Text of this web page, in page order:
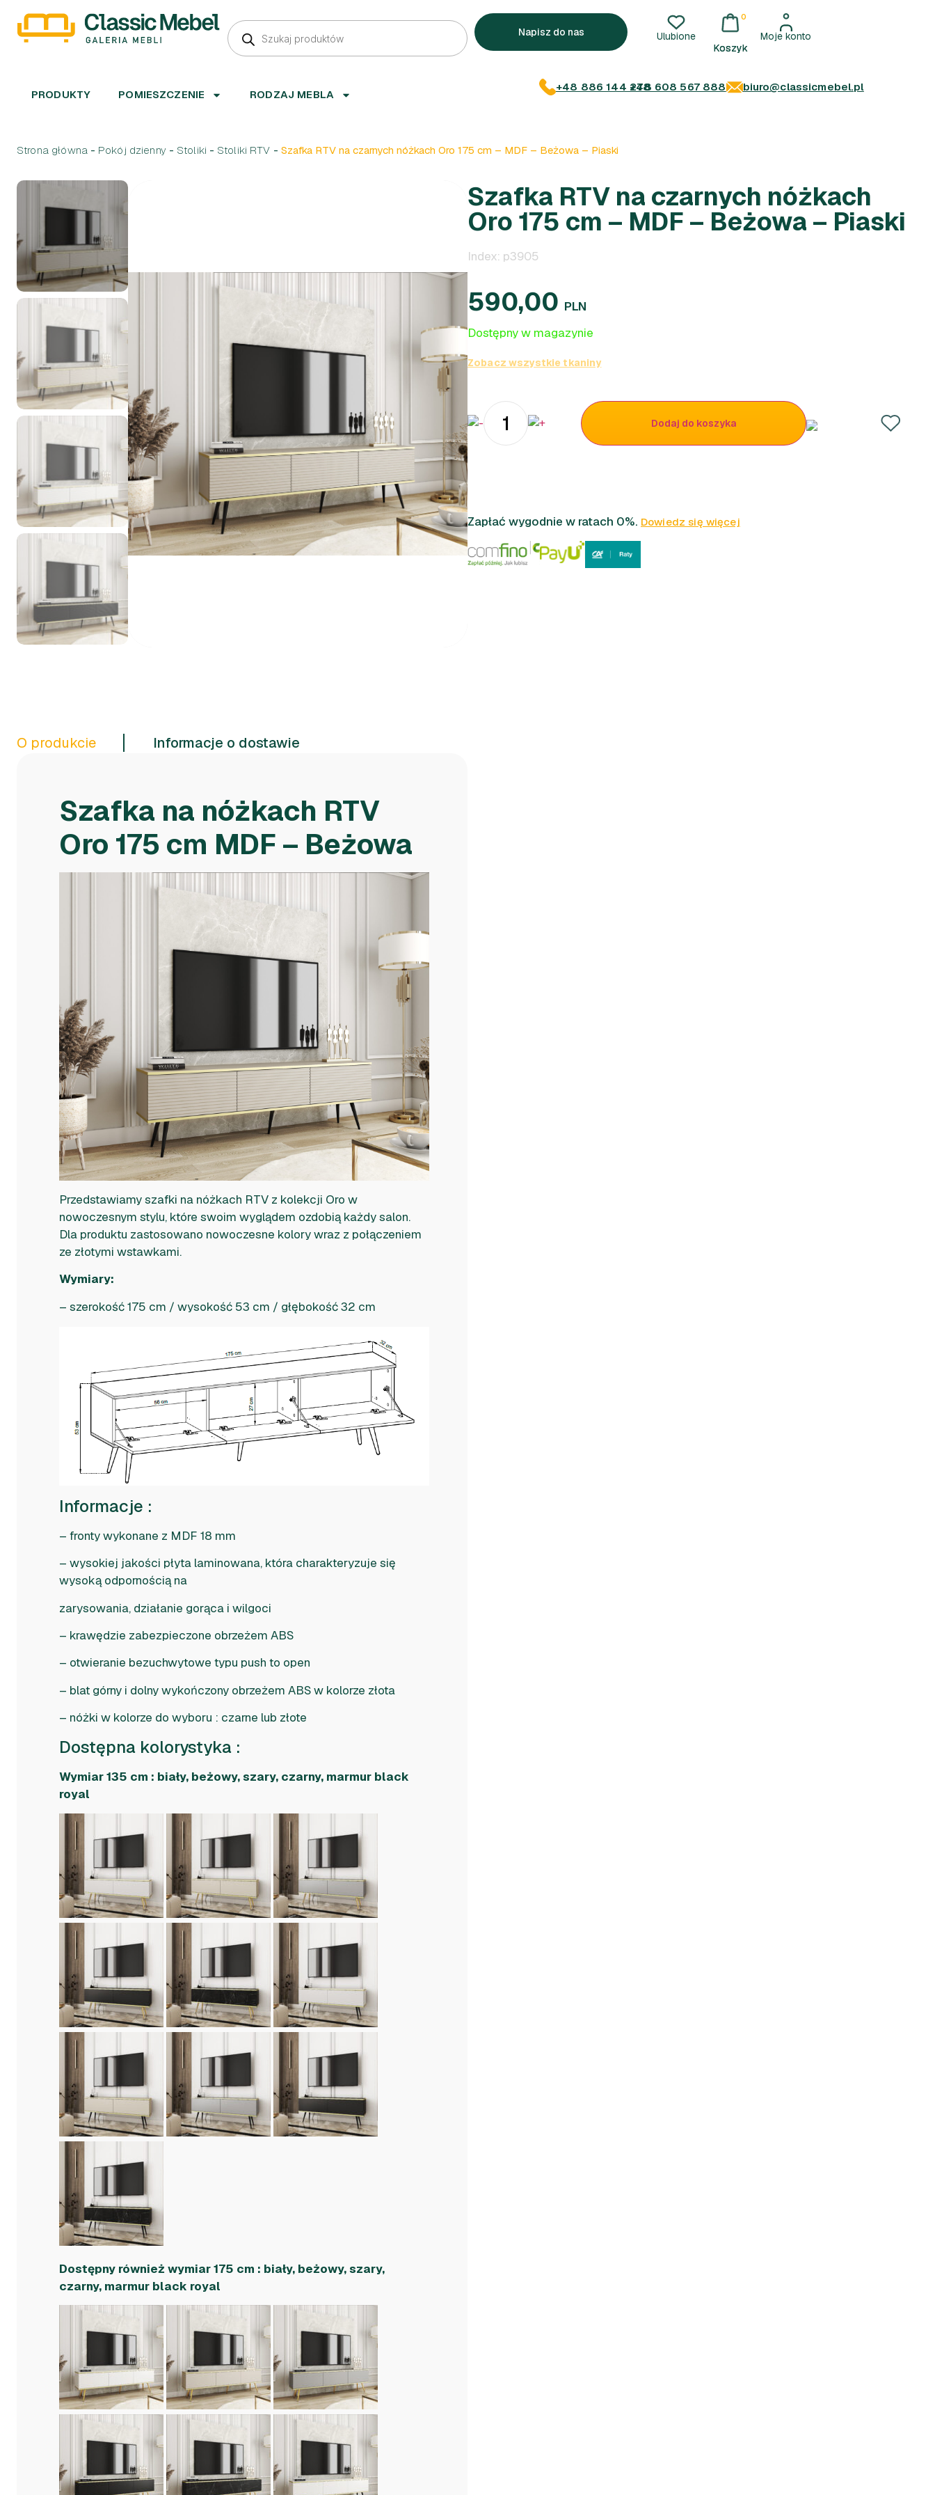
Napisz do nas Ulubione
0
Moje konto
PRODUKTY POMIESZCZENIE RODZAJ MEBLA
+48 886 144 278+48 608 567 888 biuro@classicmebel.pl
Strona główna - Pokój dzienny - Stoliki - Stoliki RTV - Szafka RTV na czarnych nóżkach Oro 175 cm – MDF – Beżowa – Piaski
O produkcie Informacje o dostawie
Szafka na nóżkach RTV
Oro 175 cm MDF – Beżowa
Przedstawiamy szafki na nóżkach RTV z kolekcji Oro w
nowoczesnym stylu, które swoim wyglądem ozdobią każdy salon.
Dla produktu zastosowano nowoczesne kolory wraz z połączeniem
ze złotymi wstawkami.
Wymiary:
– szerokość 175 cm / wysokość 53 cm / głębokość 32 cm
Informacje :
– fronty wykonane z MDF 18 mm
– wysokiej jakości płyta laminowana, która charakteryzuje się
wysoką odpornością na
zarysowania, działanie gorąca i wilgoci
– krawędzie zabezpieczone obrzeżem ABS
– otwieranie bezuchwytowe typu push to open
– blat górny i dolny wykończony obrzeżem ABS w kolorze złota
– nóżki w kolorze do wyboru : czarne lub złote
Dostępna kolorystyka :
Wymiar 135 cm : biały, beżowy, szary, czarny, marmur black
royal
Dostępny również wymiar 175 cm : biały, beżowy, szary,
czarny, marmur black royal
Szafka RTV na czarnych nóżkach
Oro 175 cm – MDF – Beżowa – Piaski
Index: p3905
590,00 PLN
Dostępny w magazynie
Zobacz wszystkie tkaniny
Dodaj do koszyka
Zapłać wygodnie w ratach 0%. Dowiedz się więcej